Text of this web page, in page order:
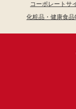
コーポレートサ
化粧品・健康食品